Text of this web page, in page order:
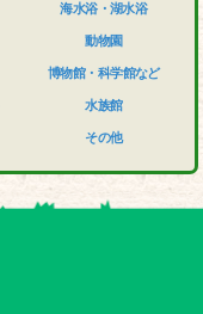
海水浴・湖水浴
動物園
博物館・科学館など
水族館
その他